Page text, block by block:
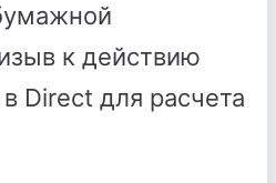
к действию
Direct для расчета